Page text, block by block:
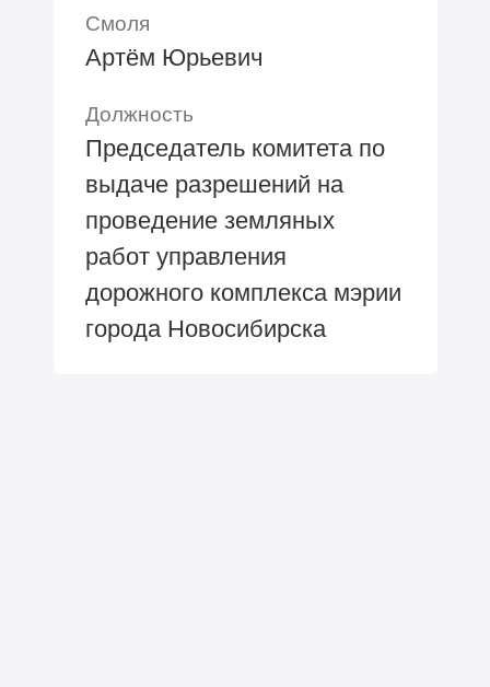
Смоля
Артём Юрьевич
Должность
Председатель комитета по
выдаче разрешений на
проведение земляных
работ управления
дорожного комплекса мэрии
города Новосибирска